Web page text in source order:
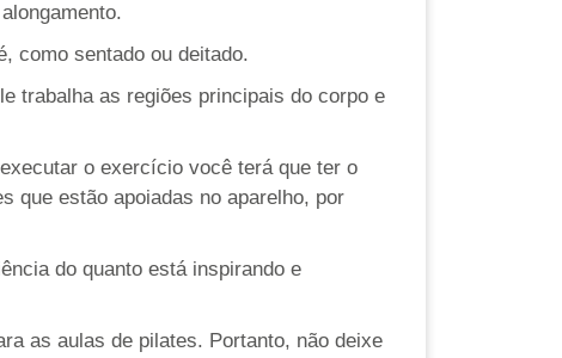
como sentado ou deitado.
trabalha as regiões principais do corpo e
o exercício você terá que ter o
que estão apoiadas no aparelho, por
do quanto está inspirando e
as aulas de pilates. Portanto, não deixe